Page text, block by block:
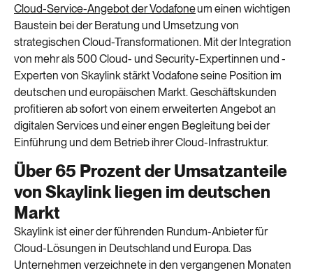
Cloud-Service-Angebot der Vodafoneum einen wichtigen
Baustein beider Beratung und Umsetzung von
strategischen Cloud-Transformationen. Mit der Integration
von mehr als 500 Cloud- und Security-Expertinnen und -
Experten von Skaylinkstärkt Vodafone seine Position im
deutschen und europäischen Markt. Geschäftskunden
profitieren ab sofortvon einem erweiterten Angebot an
digitalen Services und einer engen Begleitung bei der
Einführung und dem Betrieb ihrer Cloud-Infrastruktur.
Über 65 Prozent der Umsatzanteile
von Skaylink liegen im deutschen
Markt
Skaylinkist einer der führenden Rundum-Anbieter für
Cloud-Lösungen in Deutschland und Europa. Das
Unternehmen verzeichnete in den vergangenen Monaten